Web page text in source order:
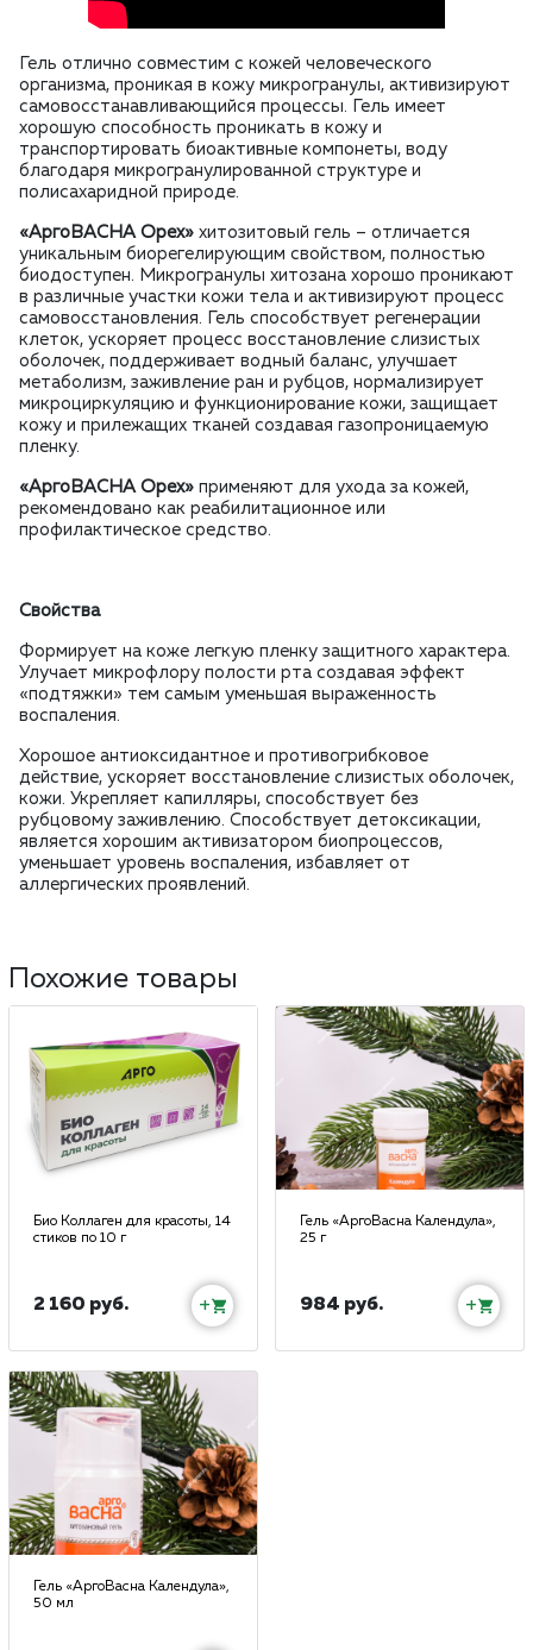
Гель отлично совместим с кожей человеческого
организма, проникая в кожу микрогранулы, активизируют
самовосстанавливающийся процессы. Гель имеет
хорошую способность проникать в кожу и
транспортировать биоактивные компонеты, воду
благодаря микрогранулированной структуре и
полисахаридной природе.
«АргоВАСНА Орех» хитозитовый гель – отличается
уникальным биорегелирующим свойством, полностью
биодоступен. Микрогранулы хитозана хорошо проникают
в различные участки кожи тела и активизируют процесс
самовосстановления. Гель способствует регенерации
клеток, ускоряет процесс восстановление слизистых
оболочек, поддерживает водный баланс, улучшает
метаболизм, заживление ран и рубцов, нормализирует
микроциркуляцию и функционирование кожи, защищает
кожу и прилежащих тканей создавая газопроницаемую
пленку.
«АргоВАСНА Орех» применяют для ухода за кожей,
рекомендовано как реабилитационное или
профилактическое средство.
Свойства
Формирует на коже легкую пленку защитного характера.
Улучает микрофлору полости рта создавая эффект
«подтяжки» тем самым уменьшая выраженность
воспаления.
Хорошое антиоксидантное и противогрибковое
действие, ускоряет восстановление слизистых оболочек,
кожи. Укрепляет капилляры, способствует без
рубцовому заживлению. Способствует детоксикации,
является хорошим активизатором биопроцессов,
уменьшает уровень воспаления, избавляет от
аллергических проявлений.
Похожие товары
Био Коллаген для красоты, 14
стиков по 10 г
2 160 руб. +
Гель «АргоВасна Календула»,
25 г
984 руб. +
Гель «АргоВасна Календула»,
50 мл